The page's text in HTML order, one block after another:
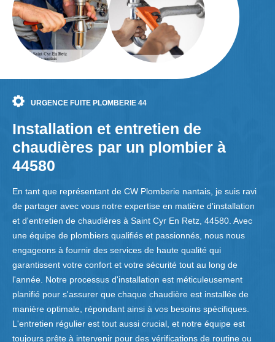
URGENCE FUITE PLOMBERIE 44
Installation et entretien de
chaudières par un plombier à
44580
En tant que représentant de CW Plomberie nantais, je suis ravi
de partager avec vous notre expertise en matière d'installation
et d'entretien de chaudières à Saint Cyr En Retz, 44580. Avec
une équipe de plombiers qualifiés et passionnés, nous nous
engageons à fournir des services de haute qualité qui
garantissent votre confort et votre sécurité tout au long de
l'année. Notre processus d'installation est méticuleusement
planifié pour s'assurer que chaque chaudière est installée de
manière optimale, répondant ainsi à vos besoins spécifiques.
L'entretien régulier est tout aussi crucial, et notre équipe est
toujours prête à intervenir pour des vérifications de routine ou